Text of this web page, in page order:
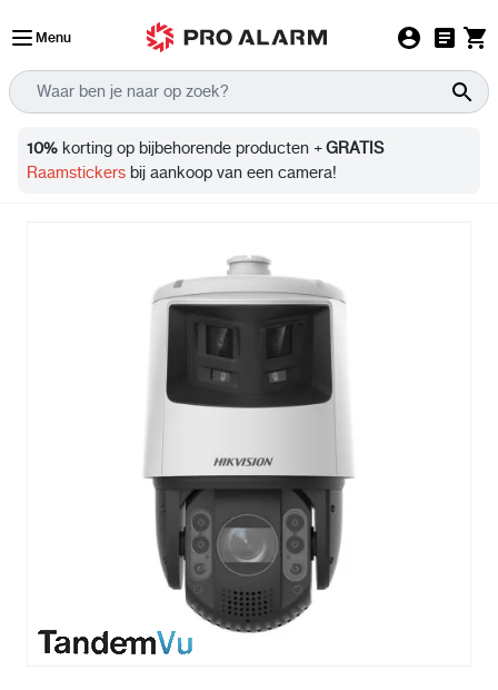
Menu
Info
10% korting op bijbehorende producten +GRATIS
Raamstickers bij aankoop van een camera!